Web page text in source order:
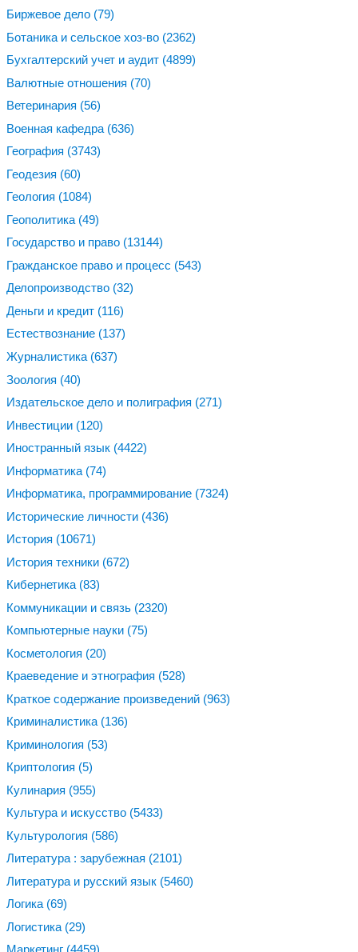
Биржевое дело (79)
Ботаника и сельское хоз-во (2362)
Бухгалтерский учет и аудит (4899)
Валютные отношения (70)
Ветеринария (56)
Военная кафедра (636)
География (3743)
Геодезия (60)
Геология (1084)
Геополитика (49)
Государство и право (13144)
Гражданское право и процесс (543)
Делопроизводство (32)
Деньги и кредит (116)
Естествознание (137)
Журналистика (637)
Зоология (40)
Издательское дело и полиграфия (271)
Инвестиции (120)
Иностранный язык (4422)
Информатика (74)
Информатика, программирование (7324)
Исторические личности (436)
История (10671)
История техники (672)
Кибернетика (83)
Коммуникации и связь (2320)
Компьютерные науки (75)
Косметология (20)
Краеведение и этнография (528)
Краткое содержание произведений (963)
Криминалистика (136)
Криминология (53)
Криптология (5)
Кулинария (955)
Культура и искусство (5433)
Культурология (586)
Литература : зарубежная (2101)
Литература и русский язык (5460)
Логика (69)
Логистика (29)